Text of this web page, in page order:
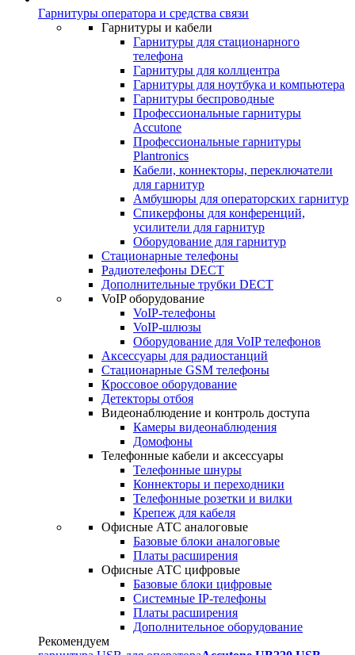
Гарнитуры оператора и средства связи
Гарнитуры и кабели
Гарнитуры для стационарного
телефона
Гарнитуры для коллцентра
Гарнитуры для ноутбука и компьютера
Гарнитуры беспроводные
Профессиональные гарнитуры
Accutone
Профессиональные гарнитуры
Plantronics
Кабели, коннекторы, переключатели
для гарнитур
Амбушюры для операторских гарнитур
Cпикерфоны для конференций,
усилители для гарнитур
Оборудование для гарнитур
Стационарные телефоны
Радиотелефоны DECT
Дополнительные трубки DECT
VoIP оборудование
VoIP-телефоны
VoIP-шлюзы
Оборудование для VoIP телефонов
Аксессуары для радиостанций
Стационарные GSM телефоны
Кроссовое оборудование
Детекторы отбоя
Видеонаблюдение и контроль доступа
Камеры видеонаблюдения
Домофоны
Телефонные кабели и аксессуары
Телефонные шнуры
Коннекторы и переходники
Телефонные розетки и вилки
Крепеж для кабеля
Офисные АТС аналоговые
Базовые блоки аналоговые
Платы расширения
Офисные АТС цифровые
Базовые блоки цифровые
Системные IP-телефоны
Платы расширения
Дополнительное оборудование
Рекомендуем